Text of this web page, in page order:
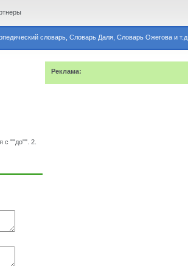
словарь, Словарь Даля, Словарь Ожегова и т.д.
с ""до"". 2.
Реклама: